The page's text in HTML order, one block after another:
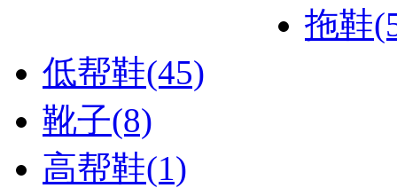
拖鞋
低帮鞋(45)
靴子(8)
高帮鞋(1)